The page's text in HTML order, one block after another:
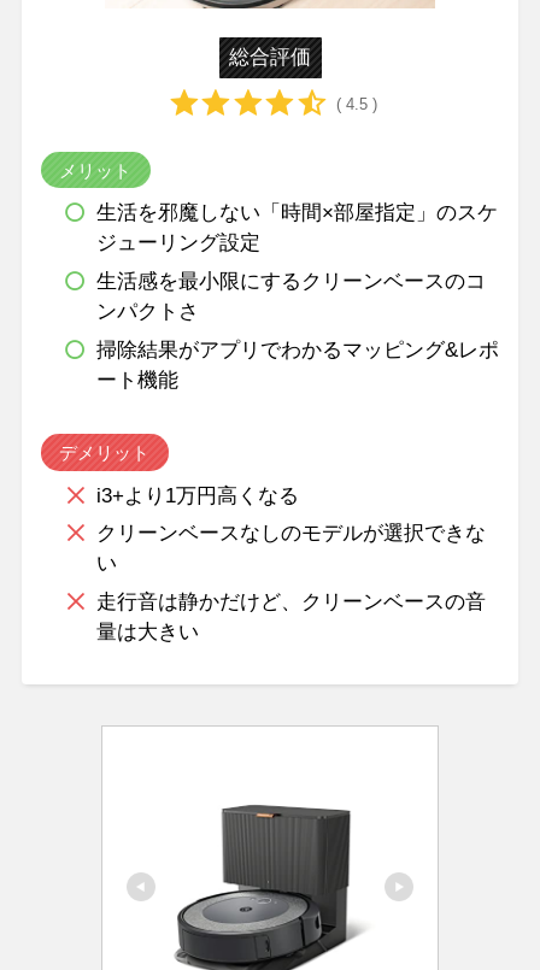
総合評価
( 4.5 )
メリット
生活を邪魔しない「時間×部屋指定」のスケ
ジューリング設定
生活感を最小限にするクリーンベースのコ
ンパクトさ
掃除結果がアプリでわかるマッピング&レポ
ート機能
デメリット
i3+より1万円高くなる
クリーンベースなしのモデルが選択できな
い
走行音は静かだけど、クリーンベースの音
量は大きい